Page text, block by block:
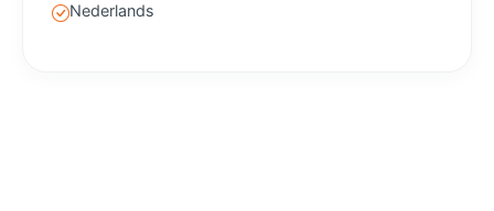
Nederlands